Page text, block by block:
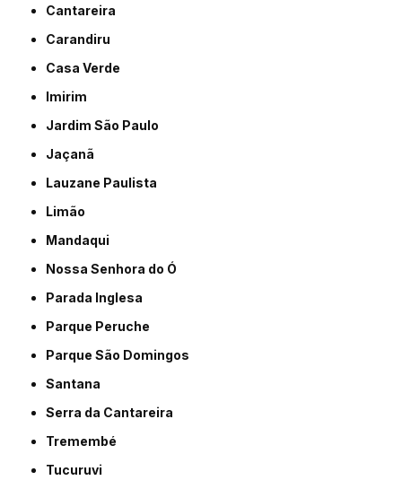
Cantareira
Carandiru
Casa Verde
Imirim
Jardim São Paulo
Jaçanã
Lauzane Paulista
Limão
Mandaqui
Nossa Senhora do Ó
Parada Inglesa
Parque Peruche
Parque São Domingos
Santana
Serra da Cantareira
Tremembé
Tucuruvi